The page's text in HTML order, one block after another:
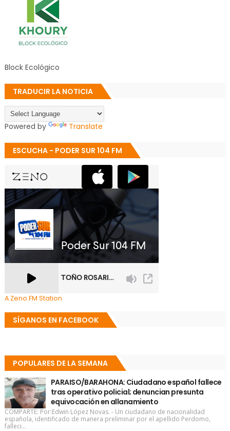
Block Ecológico
TRADUCIR LA NOTICIA
Powered by Translate
ESCUCHA - PODER SUR 104 FM
A Zeno.FM Station
SÍGANOS EN FACEBOOK
POPULARES DE LA SEMANA
PARAISO/BARAHONA: Ciudadano español fallece
tras operativo policial; denuncian presunta
equivocación en allanamiento
COMPARTE: Por:Edwin López Novas. - Un ciudadano de nacionalidad
española, identificado de manera preliminar por el apellido Perdomo,
falleci...